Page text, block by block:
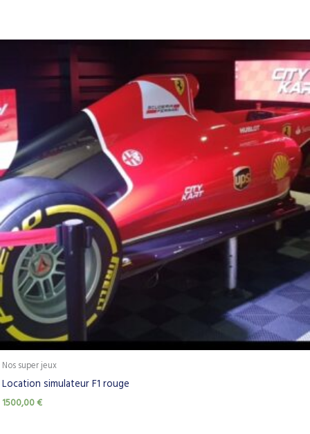
Nos super jeux
Location simulateur F1 rouge
1500,00€